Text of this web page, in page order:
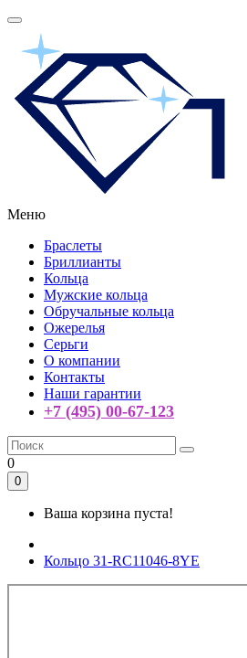
Меню
Браслеты
Бриллианты
Кольца
Мужские кольца
Обручальные кольца
Ожерелья
Серьги
О компании
Контакты
Наши гарантии
+7 (495) 00-67-123
0
0
Ваша корзина пуста!
Кольцо 31-RC11046-8YE